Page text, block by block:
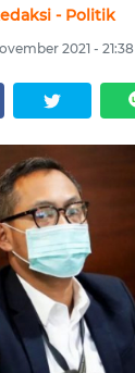
- Politik
2021 -